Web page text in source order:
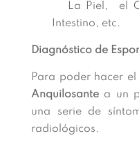
La Piel, el
Intestino, etc.
Diagnóstico de
Para poder hacer
Anquilosantea un
una serie de
radiológicos.